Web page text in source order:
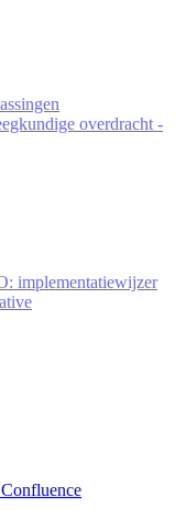
overdracht -
implementatiewijzer